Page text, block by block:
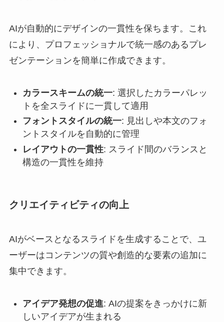
AIが自動的にデザインの一貫性を保ちます。これ
により、プロフェッショナルで統一感のあるプレ
ゼンテーションを簡単に作成できます。
カラースキームの統一: 選択したカラーパレッ
トを全スライドに一貫して適用
フォントスタイルの統一: 見出しや本文のフォ
ントスタイルを自動的に管理
レイアウトの一貫性: スライド間のバランスと
構造の一貫性を維持
クリエイティビティの向上
AIがベースとなるスライドを生成することで、ユ
ーザーはコンテンツの質や創造的な要素の追加に
集中できます。
アイデア発想の促進: AIの提案をきっかけに新
しいアイデアが生まれる